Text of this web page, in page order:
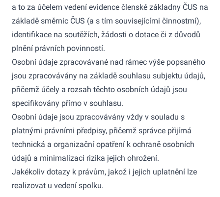
a to za účelem vedení evidence členské základny ČUS na
základě směrnic ČUS (a s tím souvisejícími činnostmi),
identifikace na soutěžích, žádosti o dotace či z důvodů
plnění právních povinností.
Osobní údaje zpracovávané nad rámec výše popsaného
jsou zpracovávány na základě souhlasu subjektu údajů,
přičemž účely a rozsah těchto osobních údajů jsou
specifikovány přímo v souhlasu.
Osobní údaje jsou zpracovávány vždy v souladu s
platnými právními předpisy, přičemž správce přijímá
technická a organizační opatření k ochraně osobních
údajů a minimalizaci rizika jejich ohrožení.
Jakékoliv dotazy k právům, jakož i jejich uplatnění lze
realizovat u vedení spolku.